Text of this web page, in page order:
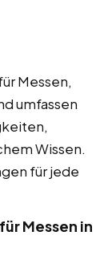
Messen,
umfassen
Wissen.
für jede
Messen in